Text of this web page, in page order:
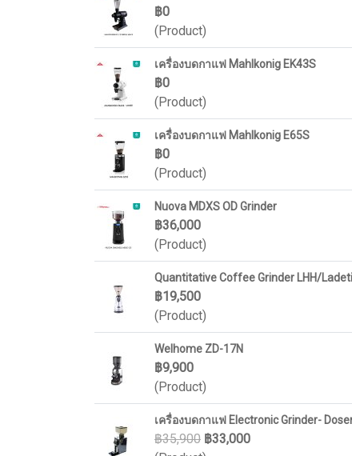
฿0
(Product)
เครื่องบดกาแฟ Mahlkonig EK43S
฿0
(Product)
เครื่องบดกาแฟ Mahlkonig E65S
฿0
(Product)
Nuova MDXS OD Grinder
฿36,000
(Product)
Quantitative Coffee Grinder LHH/
฿19,500
(Product)
Welhome ZD-17N
฿9,900
(Product)
เครื่องบดกาแฟ Electronic Grinder-
฿35,900 ฿33,000